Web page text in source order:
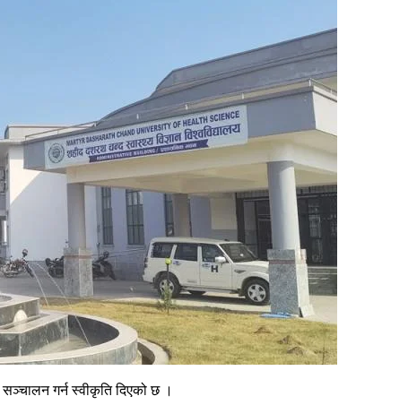
गर्न स्वीकृति दिएको छ ।